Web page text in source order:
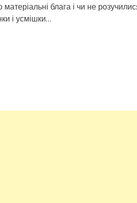
блага і чи не
і усмішки…